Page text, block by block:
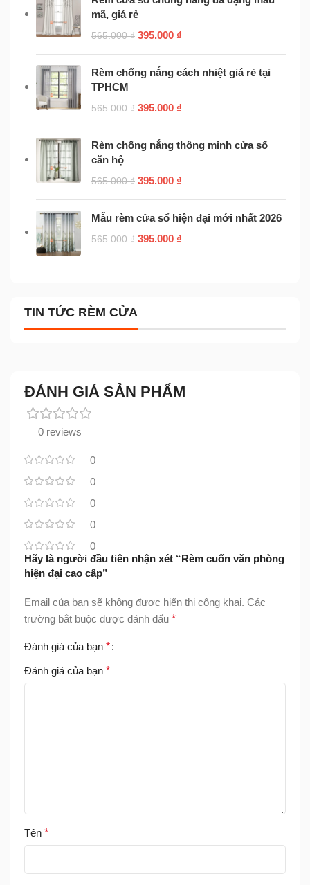
mã, giá rẻ
565.000₫ 395.000 ₫
Rèm chống nắng cách nhiệt giá rẻ tại
TPHCM
565.000₫ 395.000 ₫
Rèm chống nắng thông minh cửa sổ
căn hộ
565.000₫ 395.000 ₫
Mẫu rèm cửa sổ hiện đại mới nhất 2026
565.000₫ 395.000 ₫
TIN TỨC RÈM CỬA
ĐÁNH GIÁ SẢN PHẨM
0 reviews
0
0
0
0
0
Hãy là người đầu tiên nhận xét “Rèm cuốn văn phòng
hiện đại cao cấp”
Email của bạn sẽ không được hiển thị công khai. Các
trường bắt buộc được đánh dấu *
Đánh giá của bạn *
Đánh giá của bạn *
Tên *